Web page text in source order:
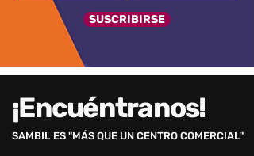
SUSCRIBIRSE
¡Encuéntranos!
SAMBIL ES "MÁS QUE UN CENTRO COMERCIAL"